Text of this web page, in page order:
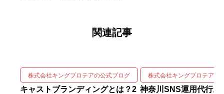
gleニュースをはじめ大手メディア
画・撮影・編集・運用をワンスト
ップで回しながら、そこにAIを掛
関連記事
株式会社キングプロテアの公式ブログ
キャストブランディングとは？2
株式会社キングプロテアの
神奈川SNS運用代行お